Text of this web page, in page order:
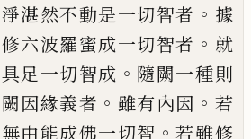
湛然不動是一切智者 。 據
六波羅蜜成一切智者 。 就
足一切智成 。 隨闕一種則
因緣義者 。 雖有內因 。 若
由能成佛一切智 。若雖修